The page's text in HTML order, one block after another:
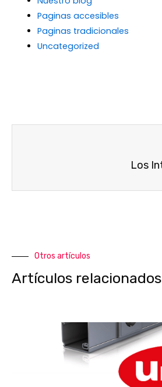
Paginas accesibles
Paginas tradicionales
Uncategorized
Otros artículos
Artículos relacionados